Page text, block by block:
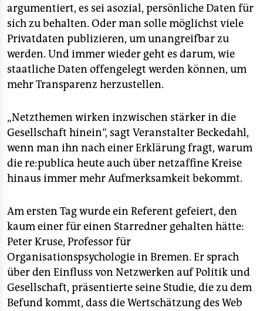
argumentiert, es sei asozial, persönliche Daten für
sich zu behalten. Oder man solle möglichst viele
Privatdaten publizieren, um unangreifbar zu
werden. Und immer wieder geht es darum, wie
staatliche Daten offengelegt werden können, um
mehr Transparenz herzustellen.
„Netzthemen wirken inzwischen stärker in die
Gesellschaft hinein“, sagt Veranstalter Beckedahl,
wenn man ihn nach einer Erklärung fragt, warum
die re:publica heute auch über netzaffine Kreise
hinaus immer mehr Aufmerksamkeit bekommt.
Am ersten Tag wurde ein Referent gefeiert, den
kaum einer für einen Starredner gehalten hätte:
Peter Kruse, Professor für
Organisationspsychologie in Bremen. Er sprach
über den Einfluss von Netzwerken auf Politik und
Gesellschaft, präsentierte seine Studie, die zu dem
Befund kommt, dass die Wertschätzung des Web